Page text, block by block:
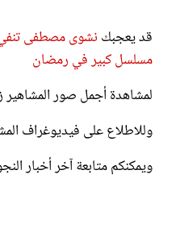
قد يعجبك نشوى مصطفى تنفي
مسلسل كبير في رمضان
لمشاهدة أجمل صور المشاهير
وللاطلاع على فيديوغراف
ويمكنكم متابعة آخر أخبار